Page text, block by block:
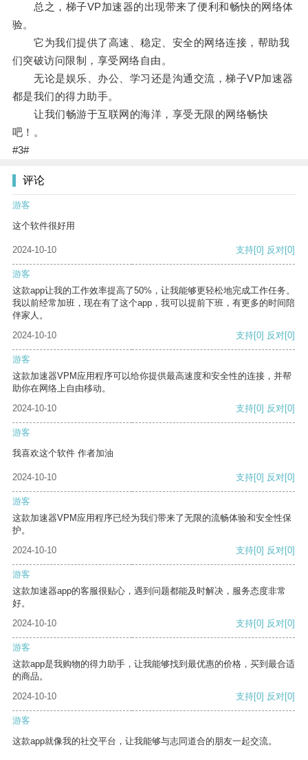
总之，梯子VP加速器的出现带来了便利和畅快的网络体
验。
它为我们提供了高速、稳定、安全的网络连接，帮助我
们突破访问限制，享受网络自由。
无论是娱乐、办公、学习还是沟通交流，梯子VP加速器
都是我们的得力助手。
让我们畅游于互联网的海洋，享受无限的网络畅快
吧！。
#3#
评论
游客
这个软件很好用
2024-10-10 支持[0] 反对[0]
游客
这款app让我的工作效率提高了50%，让我能够更轻松地完成工作任务。
我以前经常加班，现在有了这个app，我可以提前下班，有更多的时间陪
伴家人。
2024-10-10
支持[0] 反对[0]
游客
这款加速器VPM应用程序可以给你提供最高速度和安全性的连接，并帮
助你在网络上自由移动。
2024-10-10
支持[0] 反对[0]
游客
我喜欢这个软件 作者加油
2024-10-10 支持[0] 反对[0]
游客
这款加速器VPM应用程序已经为我们带来了无限的流畅体验和安全性保
护。
2024-10-10
支持[0] 反对[0]
游客
这款加速器app的客服很贴心，遇到问题都能及时解决，服务态度非常
好。
2024-10-10
支持[0] 反对[0]
游客
这款app是我购物的得力助手，让我能够找到最优惠的价格，买到最合适
的商品。
2024-10-10
支持[0] 反对[0]
游客
这款app就像我的社交平台，让我能够与志同道合的朋友一起交流。